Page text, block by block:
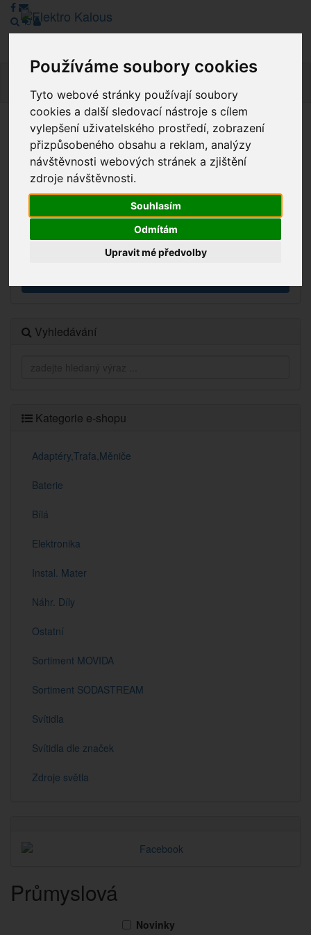
Používáme soubory cookies
Tyto webové stránky používají soubory
cookies a další sledovací nástroje s cílem
vylepšení uživatelského prostředí, zobrazení
přizpůsobeného obsahu a reklam, analýzy
návštěvnosti webových stránek a zjištění
zdroje návštěvnosti.
Souhlasím
Odmítám
Upravit mé předvolby
Vážení zákazníci, v tuto chvíli je Náš internetový obchod v
režimu Katalogu. Objednávky on-line nyní nelze vyřídit.
Děkujeme za pochopení.
Výprodej
Vyhledávání
Kategorie e-shopu
Adaptéry,Trafa,Měniče
Baterie
Bílá
Elektronika
Instal. Mater
Náhr. Díly
Ostatní
Sortiment MOVIDA
Sortiment SODASTREAM
Svítidla
Svítidla dle značek
Zdroje světla
Průmyslová
Novinky